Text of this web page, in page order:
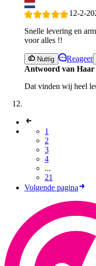
12-2-
Snelle levering en
voor alles !!
Nuttig Reageer
Antwoord van Haar
Dat vinden wij heel
1
2
3
4
...
21
Volgende pagina